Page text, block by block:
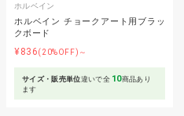
ホルベイン
ホルベイン チョークアート用ブラッ
クボード
¥836(20%OFF)～
サイズ・販売単位違いで全 10商品あり
ます